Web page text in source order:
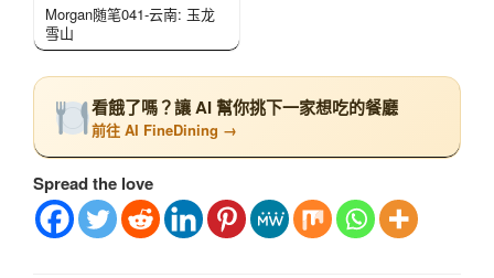
Morgan随笔041-云南: 玉龙
雪山
看餓了嗎？讓 AI 幫你挑下一家想吃的餐廳
前往 AI FineDining →
Spread the love